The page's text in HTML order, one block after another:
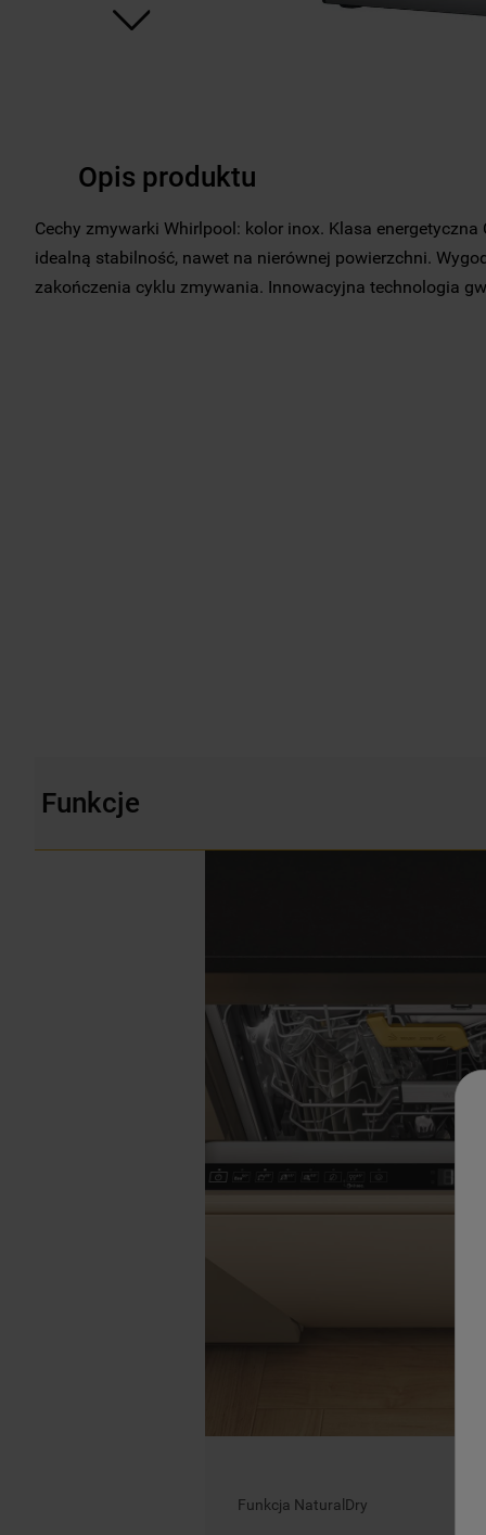
Opis produktu
Cechy zmywarki Whirlpool: kolor inox. Klasa
idealną stabilność, nawet na nierównej powierzchni.
zakończenia cyklu zmywania. Innowacyjna technologia
Funkcje
Funkcja NaturalDry